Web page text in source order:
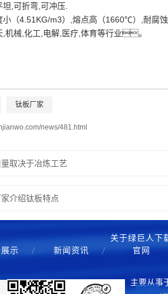
可折弯,可冲压.
m3）,熔点高（1660℃）,耐腐蚀
,化工,电解,医疗,体育等行业。
钛板厂家
news/481.html
取决于冶炼工艺
介绍钛板特点
示 新闻资讯
关于绿巨人下
官网
主要从事